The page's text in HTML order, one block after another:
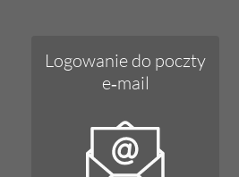
Logowanie do poczty
e‑mail